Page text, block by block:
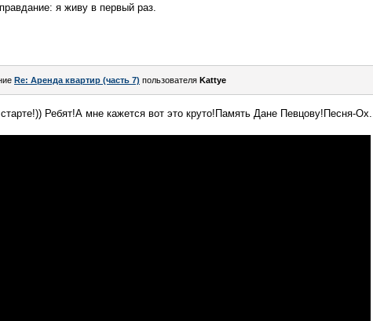
я живу в первый раз.
Re: Аренда квартир (часть 7) пользователя Kattye
Ребят!А мне кажется вот это круто!Память Дане Певцову!Песня-